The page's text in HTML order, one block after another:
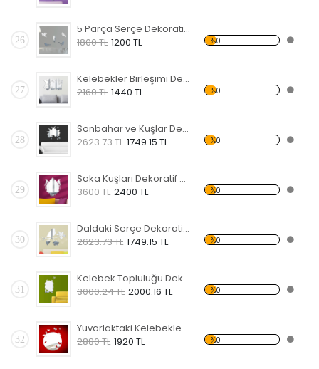
26
5 Parça Serçe Dekoratif Kırılmaz Ayna
1800 TL 1200 TL %0
27
Kelebekler Birleşimi Dekoratif Kırılmaz Ayna
2160 TL 1440 TL %0
28
Sonbahar ve Kuşlar Dekoratif Kırılmaz Ayna
2623.73 TL 1749.15 TL %0
29
Saka Kuşları Dekoratif Kırılmaz Ayna
3600 TL 2400 TL %0
30
Daldaki Serçe Dekoratif Kırılmaz Ayna
2623.73 TL 1749.15 TL %0
31
Kelebek Topluluğu Dekoratif Kırılmaz Ayna
3000.24 TL 2000.16 TL %0
32
Yuvarlaktaki Kelebekler Dekoratif Kırılmaz Ayna
2880 TL 1920 TL %0